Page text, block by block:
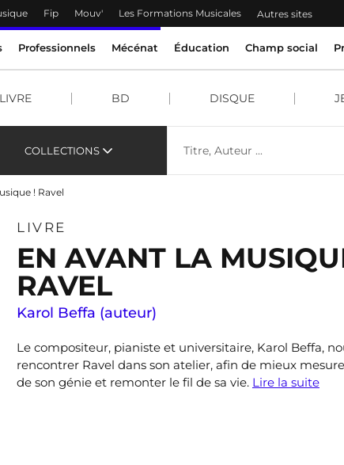
Fip Mouv' Les Formations Musicales Autres sites
Professionnels Mécénat Éducation Champ social
LIVRE BD DISQUE
COLLECTIONS
! Ravel
LIVRE
EN AVANT LA
RAVEL
Karol Beffa (auteur)
Le compositeur, pianiste et universitaire, Karol Beffa,
rencontrer Ravel dans son atelier, afin de mieux
de son génie et remonter le fil de sa vie. Lire la suite